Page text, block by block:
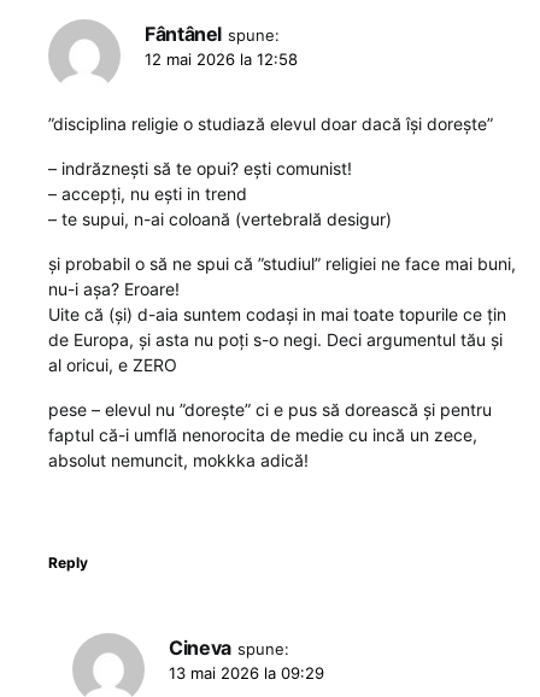
Fântânel spune:
12 mai 2026 la 12:58
”disciplina religie o studiază elevul doar dacă își dorește”
– indrăznești să te opui? ești comunist!
– accepți, nu ești in trend
– te supui, n-ai coloană (vertebrală desigur)
și probabil o să ne spui că ”studiul” religiei ne face mai buni,
nu-i așa? Eroare!
Uite că (și) d-aia suntem codași in mai toate topurile ce țin
de Europa, și asta nu poți s-o negi. Deci argumentul tău și
al oricui, e ZERO
pese – elevul nu ”dorește” ci e pus să dorească și pentru
faptul că-i umflă nenorocita de medie cu incă un zece,
absolut nemuncit, mokkka adică!
Reply
Cineva spune:
13 mai 2026 la 09:29